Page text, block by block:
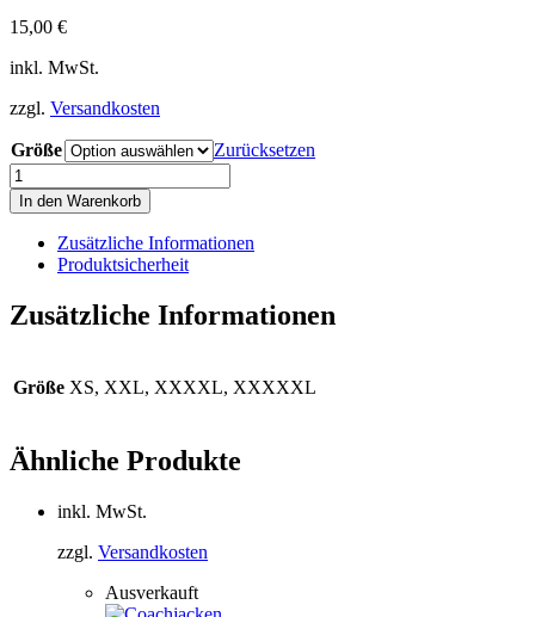
15,00 €
inkl. MwSt.
zzgl. Versandkosten
Größe
Zurücksetzen
Jubiläumsshirt
Menge
In den Warenkorb
Zusätzliche Informationen
Produktsicherheit
Zusätzliche Informationen
Größe XS, XXL, XXXXL, XXXXXL
Ähnliche Produkte
inkl. MwSt.
zzgl. Versandkosten
Ausverkauft